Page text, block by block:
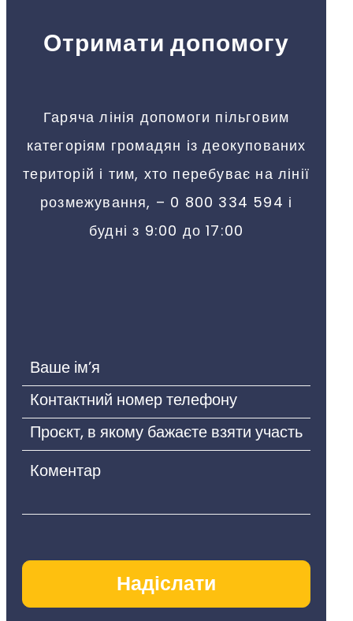
Отримати допомогу
Гаряча лінія допомоги пільговим
категоріям громадян із деокупованих
територій і тим, хто перебуває на лінії
розмежування, – 0 800 334 594 і
будні з 9:00 до 17:00